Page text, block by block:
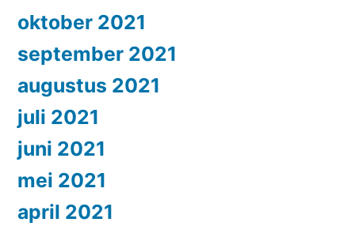
oktober 2021
september 2021
augustus 2021
juli 2021
juni 2021
mei 2021
april 2021